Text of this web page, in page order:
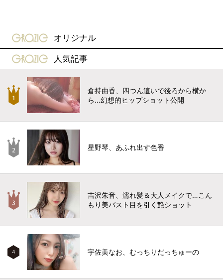
gravure-grazie
オリジナル
gravure-grazie
人気記事
倉持由香、四つん這いで後ろから横か
ら…幻想的ヒップショット公開
星野琴、あふれ出す色香
吉沢朱音、濡れ髪＆大人メイクで…こん
もり美バスト目を引く艶ショット
4 宇佐美なお、むっちりだっちゅーの